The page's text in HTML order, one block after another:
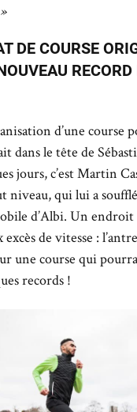
DE COURSE
RECORD
d’une course
dans le tête de
jours, c’est Martin
niveau, qui lui a
d’Albi. Un endroit
de vitesse :
une course qui
records !